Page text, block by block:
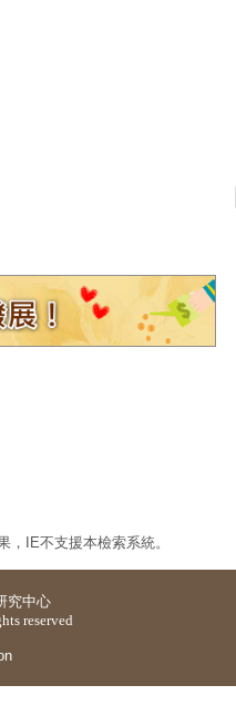
IE不支援本檢索系統。
究中心
reserved